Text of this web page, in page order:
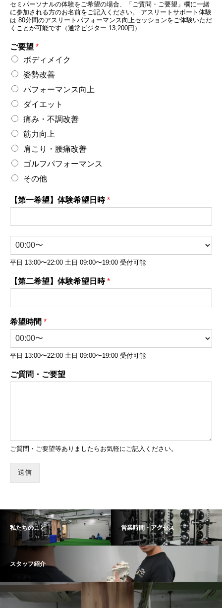
セミパーソナルの体験をご希望の場合、「ご質問・ご要望」欄に一緒
に参加される方のお名前をご記入ください。 アスリートサポート体験
は 80分間のアスリートパフォーマンス向上セッションをご体験いただ
くことが可能です（通常ビジター 13,200円）
ご要望 *
ボディメイク
姿勢改善
パフォーマンス向上
ダイエット
痛み・不調改善
筋力向上
肩こり・腰痛改善
ゴルフパフォーマンス
その他
【第一希望】体験希望日時*
平日 13:00〜22:00 土日 09:00〜19:00 受付可能
【第二希望】体験希望日時*
希望時間 *
平日 13:00〜22:00 土日 09:00〜19:00 受付可能
ご質問・ご要望
ご質問・ご要望等ありましたらお気軽にご記入ください。
送信
私たちのこと 営業時間・アクセス
スタッフ紹介